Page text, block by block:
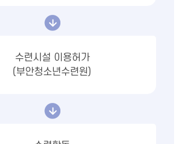
수련시설 이용허가
(부안청소년수련원)